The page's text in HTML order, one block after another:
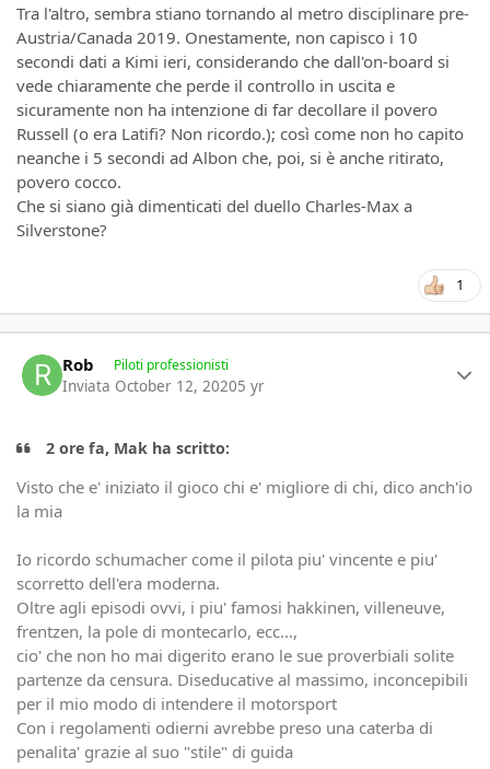
Tra l'altro, sembra stiano tornando al metro disciplinare pre-
Austria/Canada 2019. Onestamente, non capisco i 10
secondi dati a Kimi ieri, considerando che dall'on-board si
vede chiaramente che perde il controllo in uscita e
sicuramente non ha intenzione di far decollare il povero
Russell (o era Latifi? Non ricordo.); così come non ho capito
neanche i 5 secondi ad Albon che, poi, si è anche ritirato,
povero cocco.
Che si siano già dimenticati del duello Charles-Max a
Silverstone?
1
Rob Piloti professionisti
Inviata October 12, 20205 yr
2 ore fa, Mak ha scritto:
Visto che e' iniziato il gioco chi e' migliore di chi, dico anch'io
la mia
Io ricordo schumacher come il pilota piu' vincente e piu'
scorretto dell'era moderna.
Oltre agli episodi ovvi, i piu' famosi hakkinen, villeneuve,
frentzen, la pole di montecarlo, ecc...,
cio' che non ho mai digerito erano le sue proverbiali solite
partenze da censura. Diseducative al massimo, inconcepibili
per il mio modo di intendere il motorsport
Con i regolamenti odierni avrebbe preso una caterba di
penalita' grazie al suo "stile" di guida